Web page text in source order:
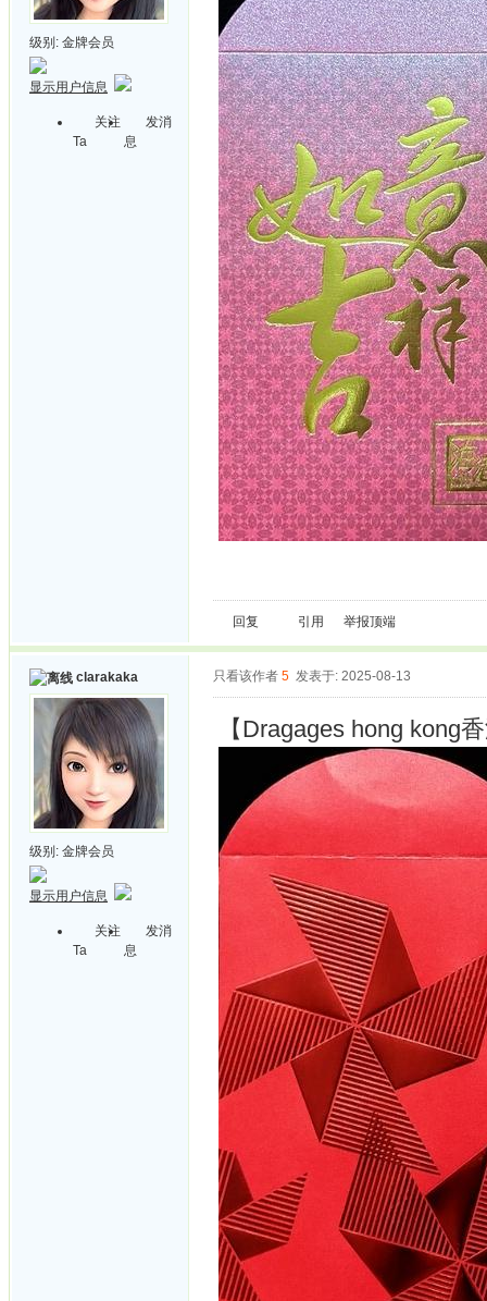
级别: 金牌会员
显示用户信息
关注
Ta
发消
息
回复 引用 举报顶端
clarakaka
级别: 金牌会员
显示用户信息
关注
Ta
发消
息
只看该作者 5 发表于: 2025-08-13
【Dragages hong kong